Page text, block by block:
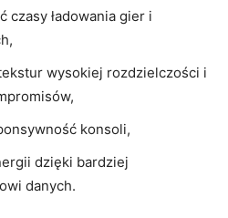
czasy ładowania gier i
wysokiej rozdzielczości i
konsoli,
dzięki bardziej
danych.